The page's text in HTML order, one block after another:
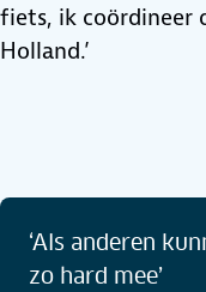
fiets, ik coördineer
Holland.’
‘Als anderen
zo hard mee’